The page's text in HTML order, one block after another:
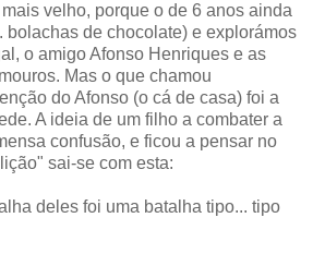
velho, porque o de 6 anos ainda
bolachas de chocolate) e explorámos
o amigo Afonso Henriques e as
Mas o que chamou
do Afonso (o cá de casa) foi a
A ideia de um filho a combater a
confusão, e ficou a pensar no
sai-se com esta:
deles foi uma batalha tipo... tipo